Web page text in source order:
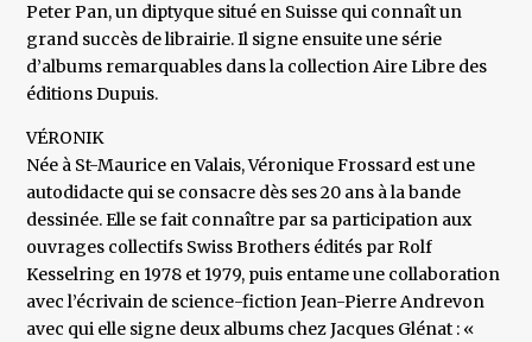
Peter Pan, un diptyque situé en Suisse qui connaît un
grand succès de librairie. Il signe ensuite une série
d’albums remarquables dans la collection Aire Libre des
éditions Dupuis.
VÉRONIK
Née à St-Maurice en Valais, Véronique Frossard est une
autodidacte qui se consacre dès ses 20 ans à la bande
dessinée. Elle se fait connaître par sa participation aux
ouvrages collectifs Swiss Brothers édités par Rolf
Kesselring en 1978 et 1979, puis entame une collaboration
avec l’écrivain de science-fiction Jean-Pierre Andrevon
avec qui elle signe deux albums chez Jacques Glénat : «